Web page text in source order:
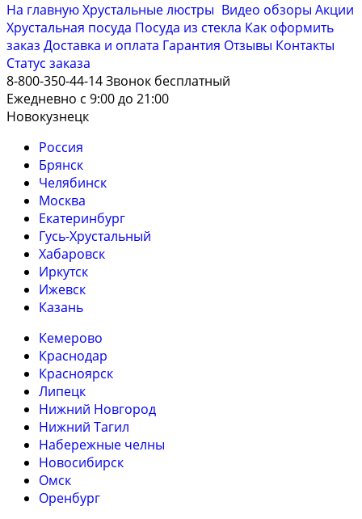
На главнуюХрустальные люстры Видео обзоры Акции
Хрустальная посуда Посуда из стекла Как оформить
заказ Доставка и оплата Гарантия Отзывы Контакты
Cтатус заказа
8-800-350-44-14Звонок бесплатный
Ежедневно с 9:00 до 21:00
Новокузнецк
Россия
Брянск
Челябинск
Москва
Екатеринбург
Гусь-Хрустальный
Хабаровск
Иркутск
Ижевск
Казань
Кемерово
Краснодар
Красноярск
Липецк
Нижний Новгород
Нижний Тагил
Набережные челны
Новосибирск
Омск
Оренбург